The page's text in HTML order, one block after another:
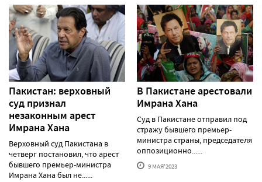
Пакистан: верховный
суд признал
незаконным арест
Имрана Хана
Верховный суд Пакистана в
четверг постановил, что арест
бывшего премьер-министра
Имрана Хана был не......
В Пакистане арестовали
Имрана Хана
Суд в Пакистане отправил под
стражу бывшего премьер-
министра страны, председателя
оппозиционно......
9 МАЯ'2023